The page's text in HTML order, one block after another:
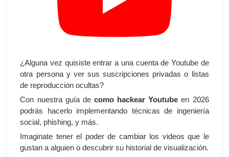
¿Alguna vez quisiste entrar a una cuenta de Youtube de
otra persona y ver sus suscripciones privadas o listas
de reproducción ocultas?
Con nuestra guía de como hackear Youtube en 2026
podrás hacerlo implementando técnicas de ingeniería
social, phishing, y más.
Imaginate tener el poder de cambiar los videos que le
gustan a alguien o descubrir su historial de visualización.